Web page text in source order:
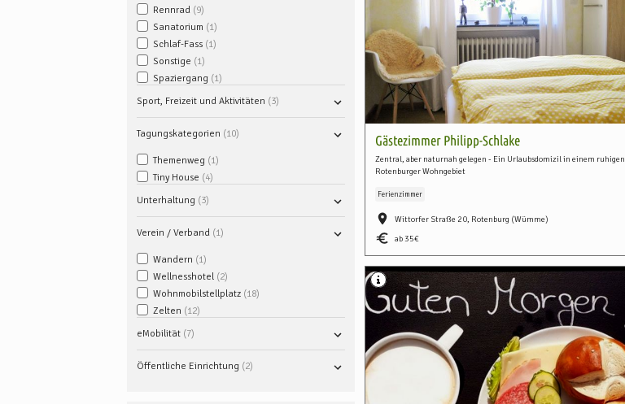
Rennrad 9
Sanatorium 1
Schlaf-Fass 1
Sonstige 1
Spaziergang 1
Sport, Freizeit und Aktivitäten 3
Tagungskategorien 10
Themenweg 1
Tiny House 4
Unterhaltung 3
Verein / Verband 1
Wandern 1
Wellnesshotel 2
Wohnmobilstellplatz 18
Zelten 12
eMobilität 7
Öffentliche Einrichtung 2
Gästezimmer Philipp-Schlake
Zentral, aber naturnah gelegen - Ein Urlaubsdomizil in einem ruhigen
Rotenburger Wohngebiet
Wittorfer Straße 20, Rotenburg (Wümme)
ab 35
Ferienzimmer